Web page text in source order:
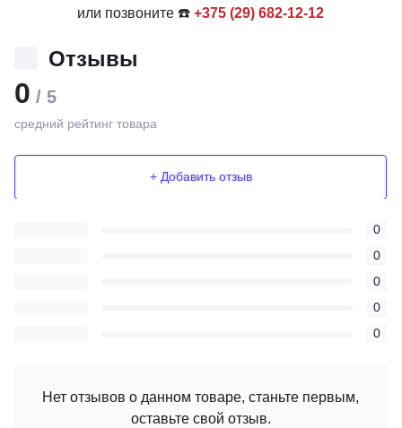
или позвоните ☎️ +375 (29) 682-12-12
Отзывы
0 / 5
средний рейтинг товара
+ Добавить отзыв
0
0
0
0
0
Нет отзывов о данном товаре, станьте первым,
оставьте свой отзыв.